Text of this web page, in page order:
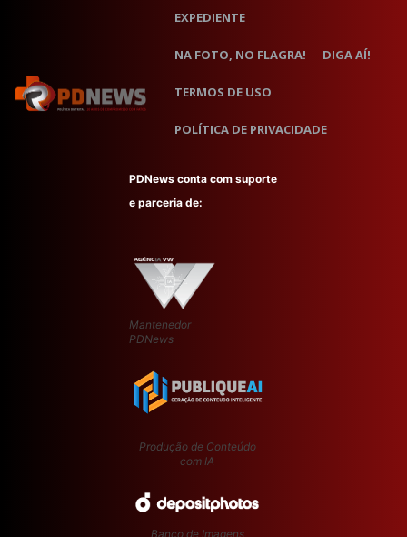
EXPEDIENTE
NA FOTO, NO FLAGRA! DIGA AÍ!
TERMOS DE USO
POLÍTICA DE PRIVACIDADE
PDNews conta com suporte
e parceria de:
Mantenedor
PDNews
Produção de Conteúdo
com IA
Banco de Imagens